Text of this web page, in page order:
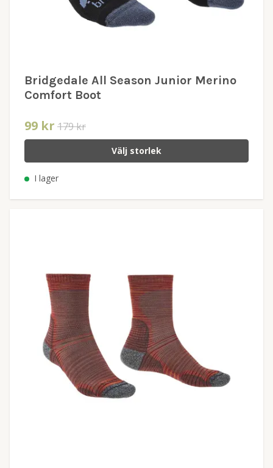
Bridgedale All Season Junior Merino
Comfort Boot
99 kr 179 kr
Välj storlek
I lager